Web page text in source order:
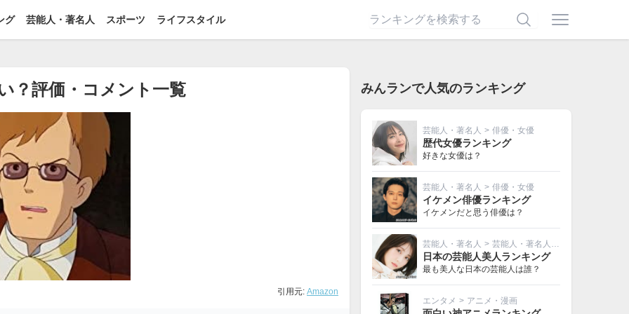
グ 芸能人・著名人 スポーツ ライフスタイル
？評価・コメント一覧
引用元: Amazon
みんランで人気のランキング
芸能人・著名人 > 俳優・女優
歴代女優ランキング
好きな女優は？
芸能人・著名人 > 俳優・女優
イケメン俳優ランキング
イケメンだと思う俳優は？
芸能人・著名人 > 芸能人・著名人その他
日本の芸能人美人ランキング
最も美人な日本の芸能人は誰？
エンタメ > アニメ・漫画